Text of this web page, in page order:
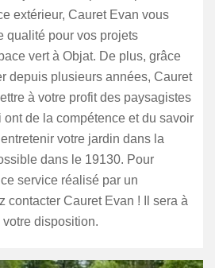
extérieur, Cauret Evan vous
qualité pour vos projets
vert à Objat. De plus, grâce
depuis plusieurs années, Cauret
à votre profit des paysagistes
de la compétence et du savoir
votre jardin dans la
dans le 19130. Pour
service réalisé par un
contacter Cauret Evan ! Il sera à
disposition.